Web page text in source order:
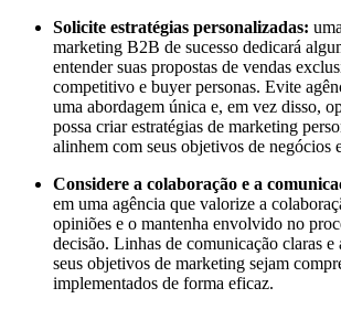
Solicite estratégias personalizadas:
marketing B2B de sucesso dedicará
entender suas propostas de vendas
competitivo e buyer personas. Evite
uma abordagem única e, em vez disso,
possa criar estratégias de marketing
alinhem com seus objetivos de negócios
Considere a colaboração e a
em uma agência que valorize a
opiniões e o mantenha envolvido no
decisão. Linhas de comunicação claras e
seus objetivos de marketing sejam
implementados de forma eficaz.